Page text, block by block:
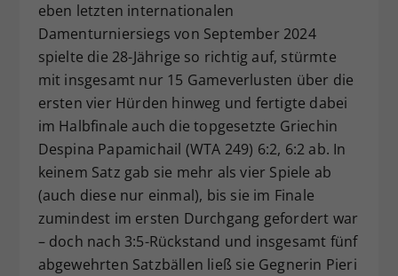
eben letzten internationalen
Damenturniersiegs von September 2024
spielte die 28-Jährige so richtig auf, stürmte
mit insgesamt nur 15 Gameverlusten über die
ersten vier Hürden hinweg und fertigte dabei
im Halbfinale auch die topgesetzte Griechin
Despina Papamichail (WTA 249) 6:2, 6:2 ab. In
keinem Satz gab sie mehr als vier Spiele ab
(auch diese nur einmal), bis sie im Finale
zumindest im ersten Durchgang gefordert war
– doch nach 3:5-Rückstand und insgesamt fünf
abgewehrten Satzbällen ließ sie Gegnerin Pieri